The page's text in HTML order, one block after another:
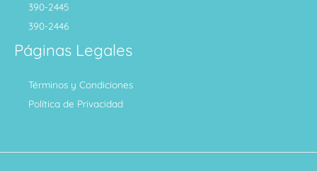
390-2445
390-2446
Páginas Legales
Términos y Condiciones
Política de Privacidad